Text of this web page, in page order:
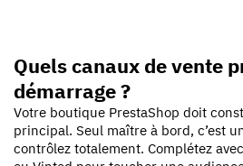
Quels canaux de vente
démarrage ?
Votre boutique PrestaShop doit
principal. Seul maître à bord, c’est
contrôlez totalement. Complétez